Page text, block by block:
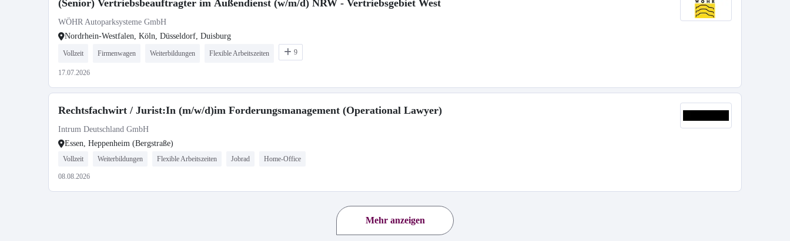
(Senior) Vertriebsbeauftragter im Außendienst (w/m/d) NRW - Vertriebsgebiet West
WÖHR Autoparksysteme GmbH
Nordrhein-Westfalen, Köln, Düsseldorf, Duisburg
Vollzeit Firmenwagen Weiterbildungen Flexible Arbeitszeiten 9
17.07.2026
Rechtsfachwirt / Jurist:In (m/w/d)im Forderungsmanagement (Operational Lawyer)
Intrum Deutschland GmbH
Essen, Heppenheim (Bergstraße)
Vollzeit Weiterbildungen Flexible Arbeitszeiten Jobrad Home-Office
08.08.2026
Mehr anzeigen